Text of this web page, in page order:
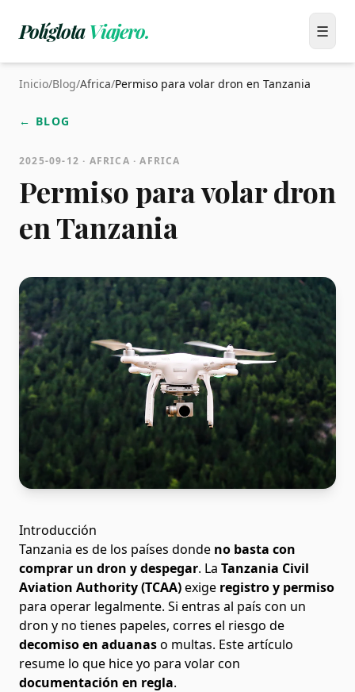
PolíglotaViajero. Menú
☰
Inicio/Blog/Africa/Permiso para volar dron en Tanzania
← BLOG
2025-09-12 · AFRICA · AFRICA
Permiso para volar dron
en Tanzania
Introducción
Tanzania es de los países donde no basta con
comprar un dron y despegar. La Tanzania Civil
Aviation Authority (TCAA)exige registro y permiso
para operar legalmente. Si entras al país con un
dron y no tienes papeles, corres el riesgo de
decomiso en aduanaso multas. Este artículo
resume lo que hice yo para volar con
documentación en regla.